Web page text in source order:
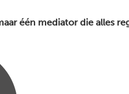
één mediator die alles